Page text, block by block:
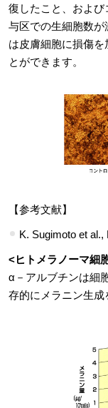
復したこと、およ
与区での生細胞数
は皮膚細胞に損傷
とができます。
【参考文献】
K. Sugimoto et al.,
<ヒトメラノーマ細
α－アルブチンは細
存的にメラニン生成